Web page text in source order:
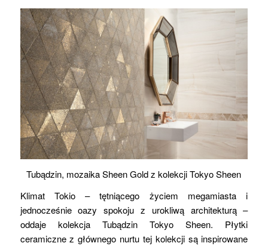
Tubądzin, mozaika Sheen Gold z kolekcji Tokyo Sheen
Klimat Tokio – tętniącego życiem megamiasta i
jednocześnie oazy spokoju z urokliwą architekturą –
oddaje kolekcja Tubądzin Tokyo Sheen. Płytki
ceramiczne z głównego nurtu tej kolekcji są inspirowane